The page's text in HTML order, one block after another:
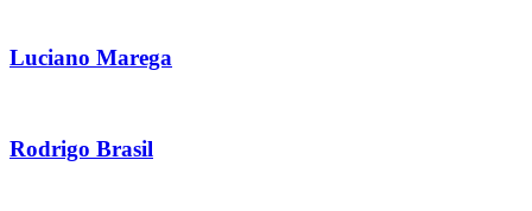
Luciano Marega
Rodrigo Brasil